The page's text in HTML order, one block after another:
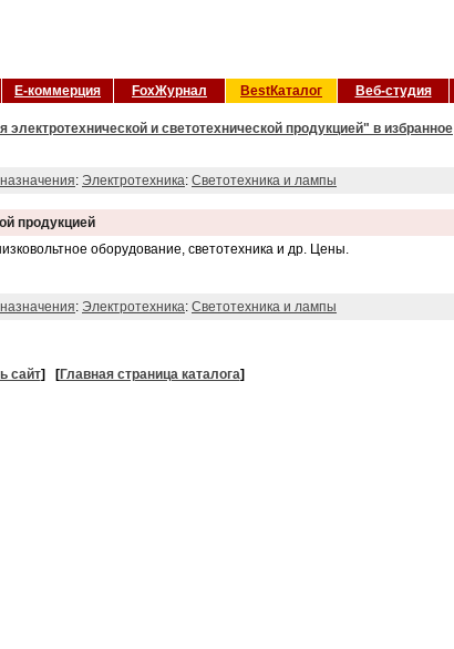
Е-коммерция FoxЖурнал BestКаталог Веб-студия
и светотехнической продукцией" в избранное
: Электротехника: Светотехника и лампы
продукцией
оборудование, светотехника и др. Цены.
: Электротехника: Светотехника и лампы
сайт] [Главная страница каталога]